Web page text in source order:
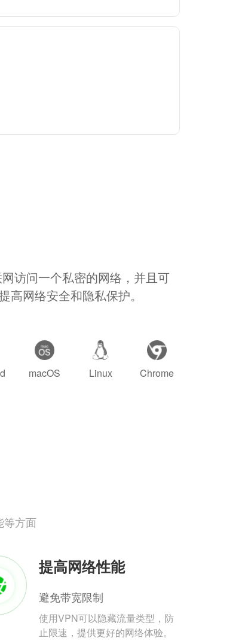
访问一个私密的网络，并且可
高网络安全和隐私保护。
macOS Linux Chrome
等方面
提高网络性能
避免带宽限制
使用VPN可以隐藏流量类型，防
止限速，提供更好的网络体验。